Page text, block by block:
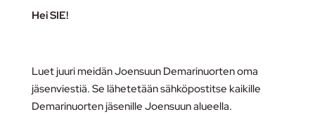
Hei SIE!
Luet juuri meidän Joensuun Demarinuorten oma
jäsenviestiä. Se lähetetään sähköpostitse kaikille
Demarinuorten jäsenille Joensuun alueella.